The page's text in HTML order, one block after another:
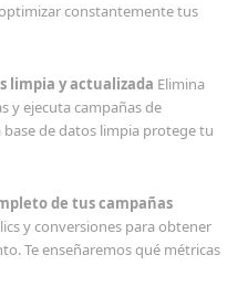
constantemente tus
limpia y actualizada Elimina
y ejecuta campañas de
de datos limpia protege tu
de tus campañas
y conversiones para obtener
Te enseñaremos qué métricas